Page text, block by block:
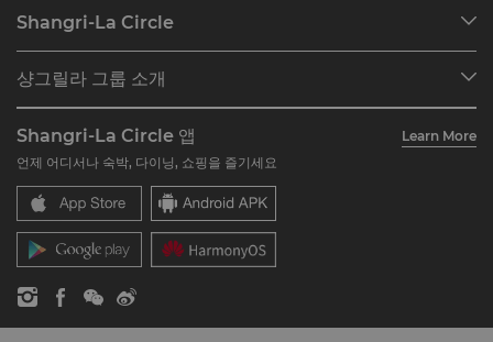
여기에서 360° VR 투어를 확인하세요.
예약 찾기
레스토랑 및 바
Shangri-La Circle
Shangri-La Circle 가입하기
자주 묻는 질문
문의하기
샹그릴라 그룹 소개
호텔 브랜드
레지던스
레지던스
문의하기
채용
글로벌 시티즌십
뉴스
Shangri-La Circle 앱
Learn More
언제 어디서나 숙박, 다이닝, 쇼핑을 즐기세요